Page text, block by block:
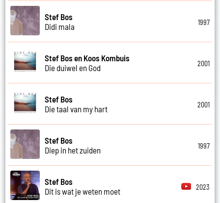
Stef Bos
Didi mala
1997
Stef Bos en Koos Kombuis
Die duiwel en God
2001
Stef Bos
Die taal van my hart
2001
Stef Bos
Diep in het zuiden
1997
Stef Bos
Dit is wat je weten moet
2023